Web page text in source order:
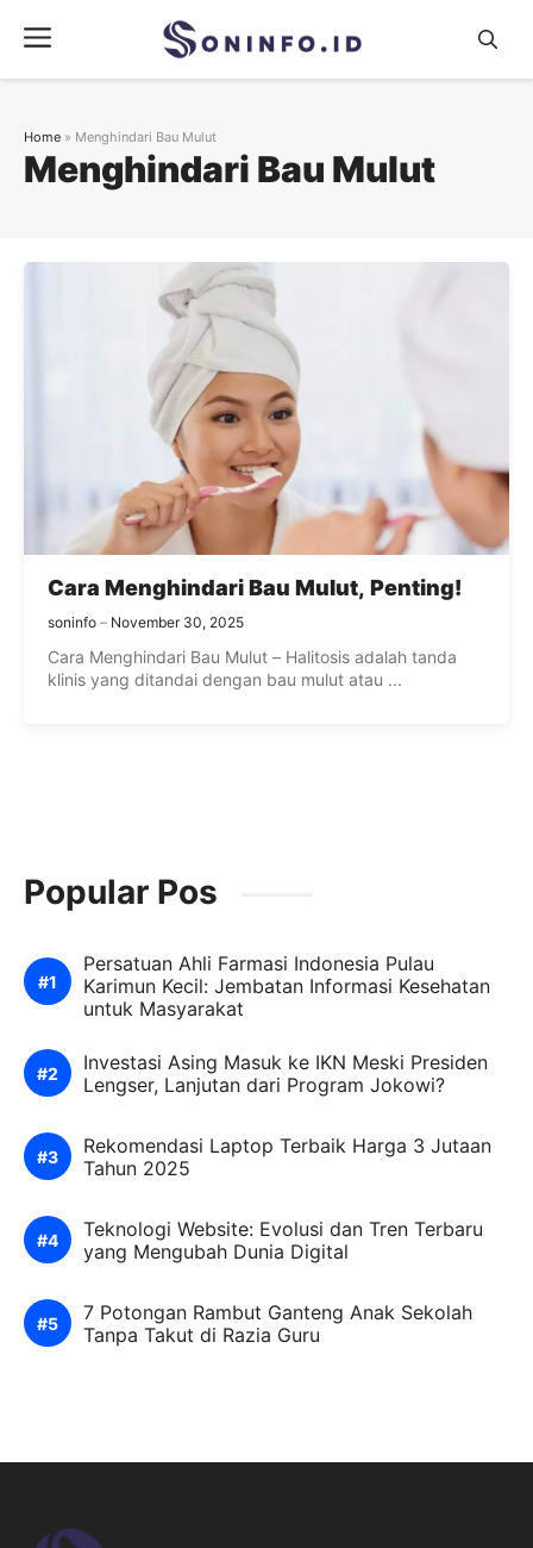
content
Menu
Menghindari Bau Mulut
Home » Menghindari Bau Mulut
Cara Menghindari Bau Mulut, Penting!
soninfo November 30, 2025
Cara Menghindari Bau Mulut – Halitosis adalah tanda
klinis yang ditandai dengan bau mulut atau ...
Popular Pos
Persatuan Ahli Farmasi Indonesia Pulau
Karimun Kecil: Jembatan Informasi Kesehatan
untuk Masyarakat
Investasi Asing Masuk ke IKN Meski Presiden
Lengser, Lanjutan dari Program Jokowi?
Rekomendasi Laptop Terbaik Harga 3 Jutaan
Tahun 2025
Teknologi Website: Evolusi dan Tren Terbaru
yang Mengubah Dunia Digital
7 Potongan Rambut Ganteng Anak Sekolah
Tanpa Takut di Razia Guru